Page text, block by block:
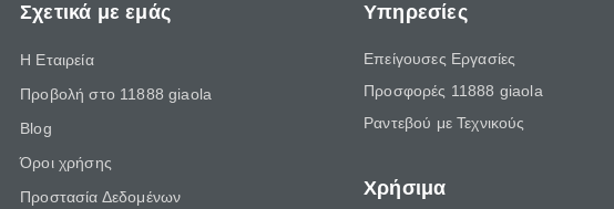
Σχετικά με εμάς
Η Εταιρεία
Προβολή στο 11888 giaola
Blog
Όροι χρήσης
Προστασία Δεδομένων
Υπηρεσίες
Επείγουσες Εργασίες
Προσφορές 11888 giaola
Ραντεβού με Τεχνικούς
Χρήσιμα